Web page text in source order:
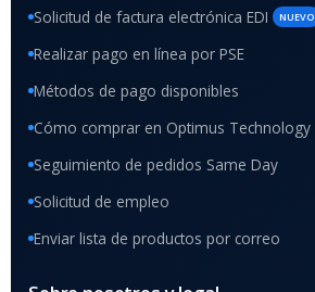
Solicitud de factura electrónica EDI NUEVO
Realizar pago en línea por PSE
Métodos de pago disponibles
Cómo comprar en Optimus Technology
Seguimiento de pedidos Same Day
Solicitud de empleo
Enviar lista de productos por correo